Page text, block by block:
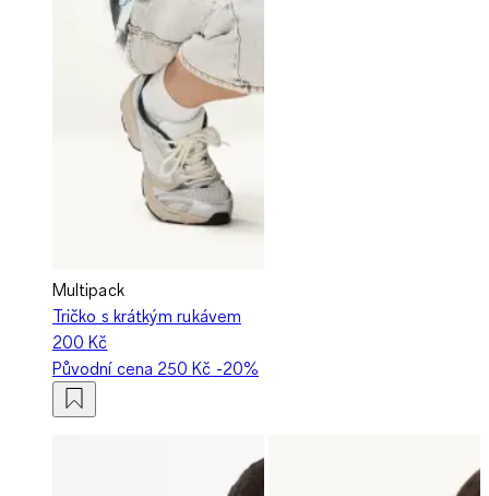
Multipack
Tričko s krátkým rukávem
200 Kč
Původní cena 250 Kč -20%